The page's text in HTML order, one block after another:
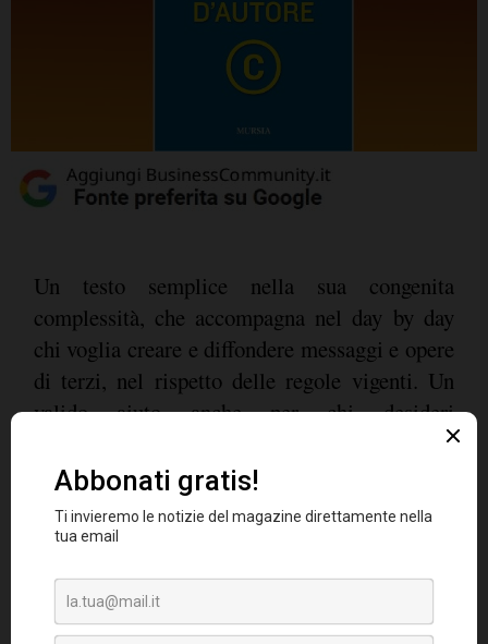
Un testo semplice nella sua congenita
complessità, che accompagna nel day by day
chi voglia creare e diffondere messaggi e opere
di terzi, nel rispetto delle regole vigenti. Un
valido aiuto anche per chi desideri
padroneggiare al meglio terminologia e
linguaggi che, seppure nell'euforia dei
millennials social omniscienti, aiuta a capire
correttamente da che parte gira il mondo del
Settimio Paolo Cavalli
economia aziendale, ha lavorato a lungo in case